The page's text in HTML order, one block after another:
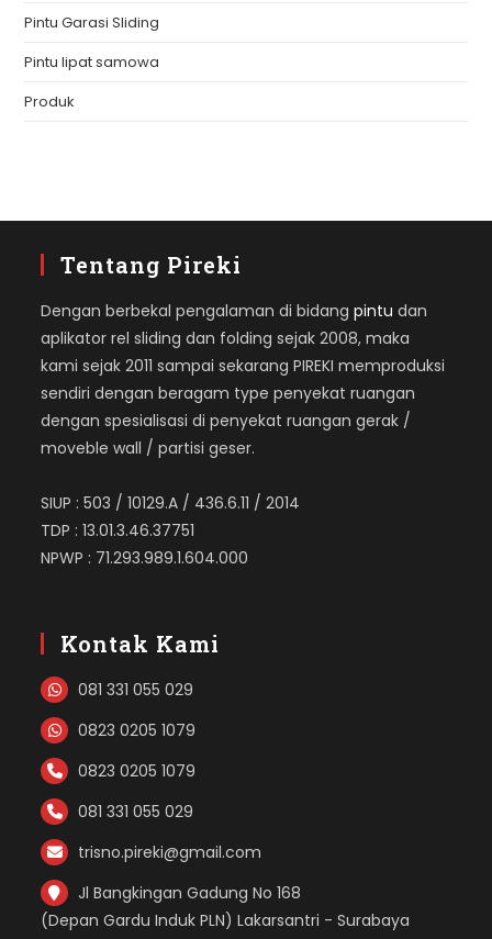
Pintu Garasi Sliding
Pintu lipat samowa
Produk
Tentang Pireki
Dengan berbekal pengalaman di bidangpintu dan
aplikator rel sliding dan folding sejak 2008, maka
kami sejak 2011 sampai sekarang PIREKI memproduksi
sendiri dengan beragam type penyekat ruangan
dengan spesialisasi di penyekat ruangan gerak /
moveble wall / partisi geser.
SIUP : 503 / 10129.A / 436.6.11 / 2014
TDP : 13.01.3.46.37751
NPWP : 71.293.989.1.604.000
Kontak Kami
081 331 055 029
0823 0205 1079
0823 0205 1079
081 331 055 029
trisno.pireki@gmail.com
Jl Bangkingan Gadung No 168
(Depan Gardu Induk PLN) Lakarsantri - Surabaya